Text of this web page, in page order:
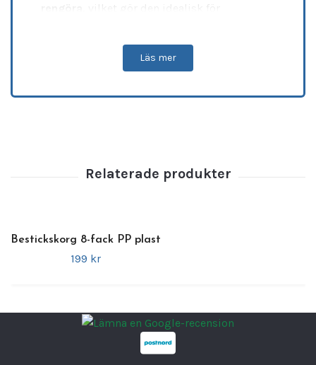
, vilket gör den idealisk för
Produktinformation
Material:Slitstark 3 mm polypropylen
Minsta köpantal: 1 st
Perfekt för bufféer, matsalar och
restauranger
användning
hållbara och stilrena bestickskorg
Läs mer
Bestickskorg 8-fack PP plast
199 kr